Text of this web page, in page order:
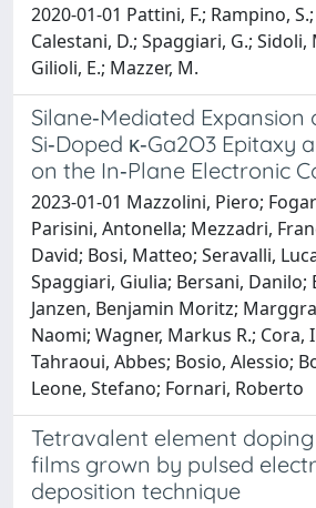
2020-01-01 Pattini, F.; Rampino,
Calestani, D.; Spaggiari, G.;
Gilioli, E.; Mazzer, M.
Silane‐Mediated Expansion
Si‐Doped κ‐Ga2O3 Epitaxy
on the In‐Plane Electronic
2023-01-01 Mazzolini, Piero;
Parisini, Antonella; Mezzadri,
David; Bosi, Matteo; Seravalli,
Spaggiari, Giulia; Bersani, Danilo;
Janzen, Benjamin Moritz;
Naomi; Wagner, Markus R.; Cora,
Tahraoui, Abbes; Bosio, Alessio;
Leone, Stefano; Fornari, Roberto
Tetravalent element doping
films grown by pulsed
deposition technique